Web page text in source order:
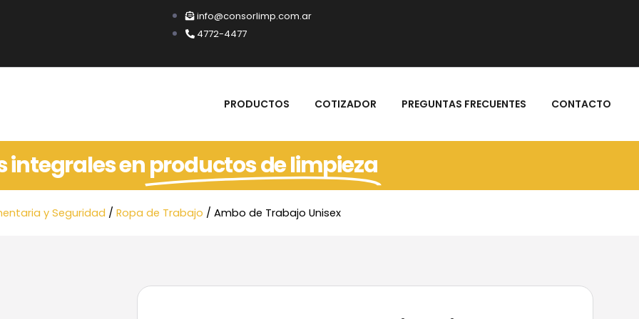
info@consorlimp.com.ar
4772-4477
PRODUCTOS COTIZADOR PREGUNTAS FRECUENTES CONTACTO
integrales enproductos de limpieza
y Seguridad / Ropa de Trabajo / Ambo de Trabajo Unisex